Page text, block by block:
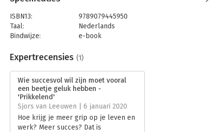
ISBN13:
9789079445950
Taal:
Nederlands
Bindwijze:
e-book
Bestandsformaat:
epub
Uitgever:
Tyler Roland Press
Druk:
1
Verschijningsdatum:
Hoofdrubriek:
Algemeen management
Serie:
Columnboek
Expertrecensies (1)
Wie succesvol wil zijn moet vooral
een beetje geluk hebben -
'Prikkelend'
Sjors van Leeuwen | 6 januari 2020
Hoe krijg je meer grip op je leven en
werk? Meer succes? Dat is